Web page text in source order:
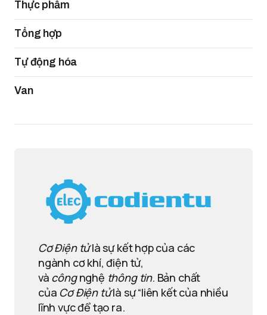
Thực phẩm
Tổng hợp
Tự động hóa
Van
Cơ Điện tửlà sự kết hợp của các
ngành cơ khí, điện tử,
và côngnghệ thông tin. Bản chất
của Cơ Điện tửlà sự “liên kết của nhiều
lĩnh vực để tạo ra.